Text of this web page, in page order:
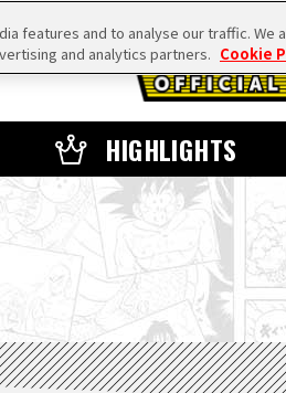
HIGHLIGHTS
features and to analyse our traffic. We
and analytics partners. Cookie